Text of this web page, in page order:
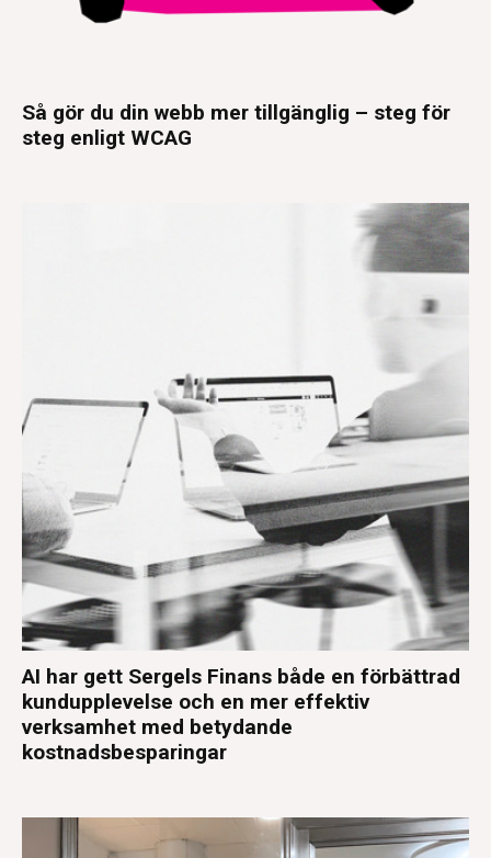
Så gör du din webb mer tillgänglig – steg för
steg enligt WCAG
AI har gett Sergels Finans både en förbättrad
kundupplevelse och en mer effektiv
verksamhet med betydande
kostnadsbesparingar